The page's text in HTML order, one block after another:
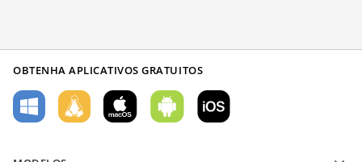
OBTENHA APLICATIVOS GRATUITOS